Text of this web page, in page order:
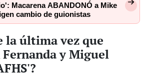
Macarena ABANDONÓ a Mike
cambio de guionistas
la última vez que
y Miguel